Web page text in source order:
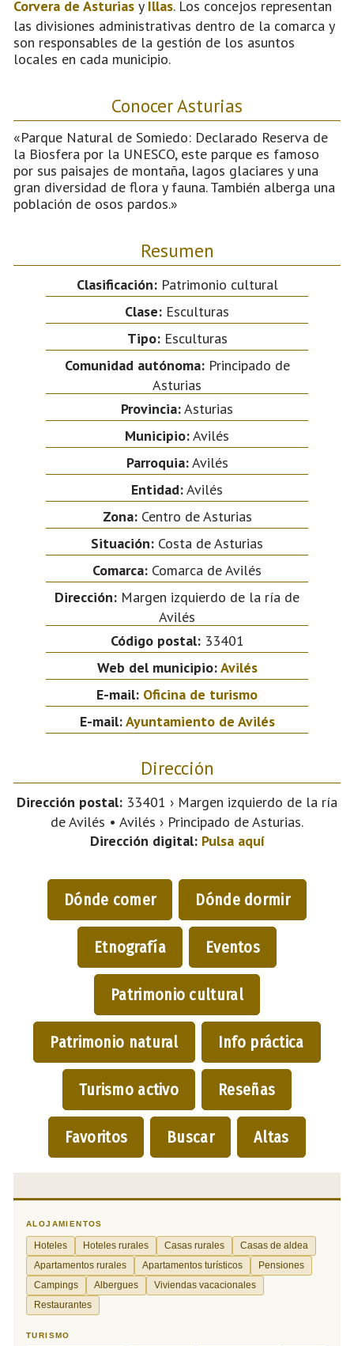
Corvera de Asturias y Illas. Los concejos representan
las divisiones administrativas dentro de la comarca y
son responsables de la gestión de los asuntos
locales en cada municipio.
Conocer Asturias
«Parque Natural de Somiedo: Declarado Reserva de
la Biosfera por la UNESCO, este parque es famoso
por sus paisajes de montaña, lagos glaciares y una
gran diversidad de flora y fauna. También alberga una
población de osos pardos.»
Resumen
Clasificación:Patrimonio cultural
Clase: Esculturas
Tipo:Esculturas
Comunidad autónoma:Principado de
Asturias
Provincia:Asturias
Municipio:Avilés
Parroquia:Avilés
Entidad:Avilés
Zona:Centro de Asturias
Situación: Costa de Asturias
Comarca: Comarca de Avilés
Dirección: Margen izquierdo de la ría de
Avilés
Código postal:33401
Web del municipio:Avilés
E-mail: Oficina de turismo
E-mail:Ayuntamiento de Avilés
Dirección
Dirección postal: 33401 › Margen izquierdo de la ría
de Avilés • Avilés › Principado de Asturias.
Dirección digital: Pulsa aquí
Dónde comer Dónde dormir
Etnografía Eventos
Patrimonio cultural
Patrimonio natural Info práctica
Turismo activo Reseñas
Favoritos Buscar Altas